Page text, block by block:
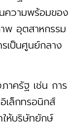
ความพร้อมของ
พ อุตสาหกรรม
เป็นศูนย์กลาง
าครัฐ เช่น การ
เล็กทรอนิกส์
ห้บริษัทยักษ์